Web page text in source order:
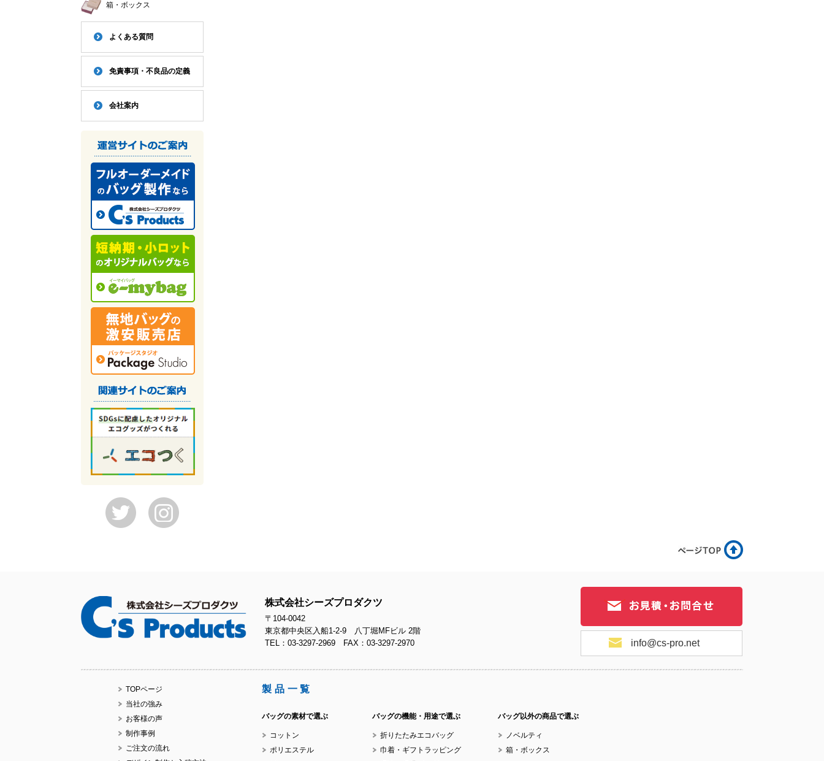
No.9-043 No.9-042
No.9-041
箱・ボックス
よくある質問
免責事項・不良品の定義
会社案内
株式会社シーズプロダクツ
〒104-0042
東京都中央区入船1-2-9 八丁堀MFビル 2階
TEL：03-3297-2969 FAX：03-3297-2970
info@cs-pro.net
TOPページ
当社の強み
お客様の声
制作事例
ご注文の流れ
製品一覧
バッグの素材で選ぶ
コットン
ポリエステル
バッグの機能・用途で選ぶ
折りたたみエコバッグ
巾着・ギフトラッピング
バッグ以外の商品で選ぶ
ノベルティ
箱・ボックス